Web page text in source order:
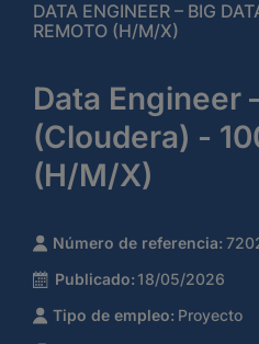
DATA ENGINEER – BIG
REMOTO (H/M/X)
Data Engineer
(Cloudera) -
(H/M/X)
Número de referencia:
Publicado: 18/05/2026
Tipo de empleo: Proyecto